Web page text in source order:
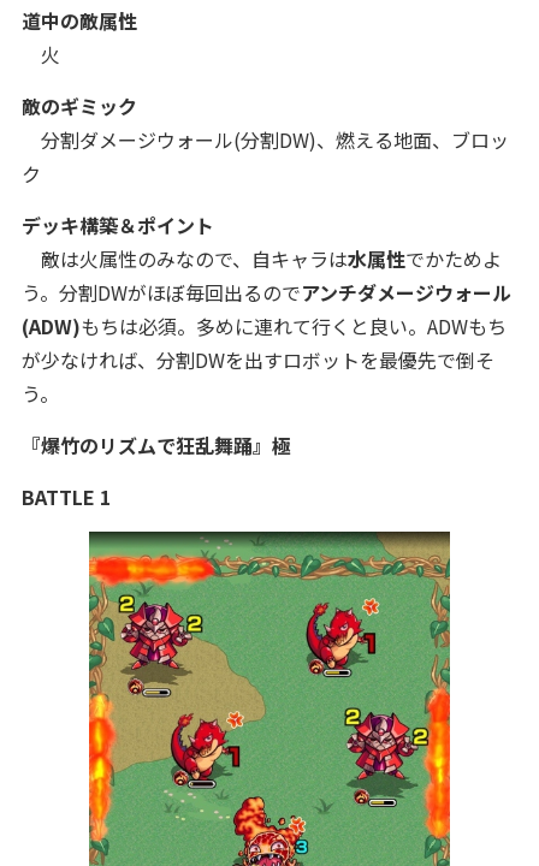
道中の敵属性
火
敵のギミック
分割ダメージウォール(分割DW)、燃える地面、ブロッ
ク
デッキ構築＆ポイント
敵は火属性のみなので、自キャラは水属性でかためよ
う。分割DWがほぼ毎回出るのでアンチダメージウォール
(ADW)もちは必須。多めに連れて行くと良い。ADWもち
が少なければ、分割DWを出すロボットを最優先で倒そ
う。
『爆竹のリズムで狂乱舞踊』極
BATTLE 1